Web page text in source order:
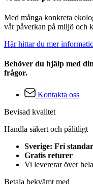
Med många konkreta
vår påverkan på miljö och
Här hittar du mer
Behöver du hjälp med
frågor.
Kontakta oss
Bevisad kvalitet
Handla säkert och pålitligt
Sverige: Fri
Gratis returer
Vi levererar över
Betala bekvämt med